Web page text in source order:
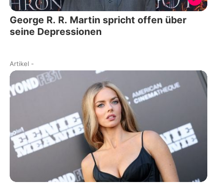
George R. R. Martin spricht offen über
seine Depressionen
Artikel -